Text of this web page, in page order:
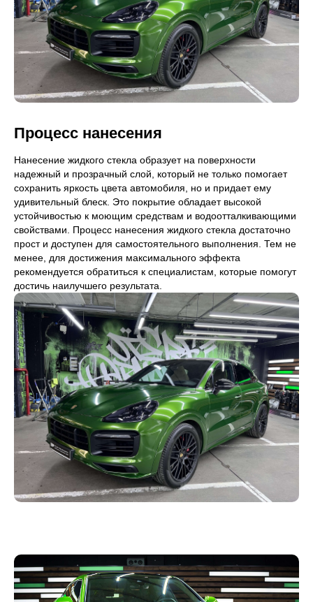
Процесс нанесения
Нанесение жидкого стекла образует на поверхности
надежный и прозрачный слой, который не только помогает
сохранить яркость цвета автомобиля, но и придает ему
удивительный блеск. Это покрытие обладает высокой
устойчивостью к моющим средствам и водоотталкивающими
свойствами. Процесс нанесения жидкого стекла достаточно
прост и доступен для самостоятельного выполнения. Тем не
менее, для достижения максимального эффекта
рекомендуется обратиться к специалистам, которые помогут
достичь наилучшего результата.